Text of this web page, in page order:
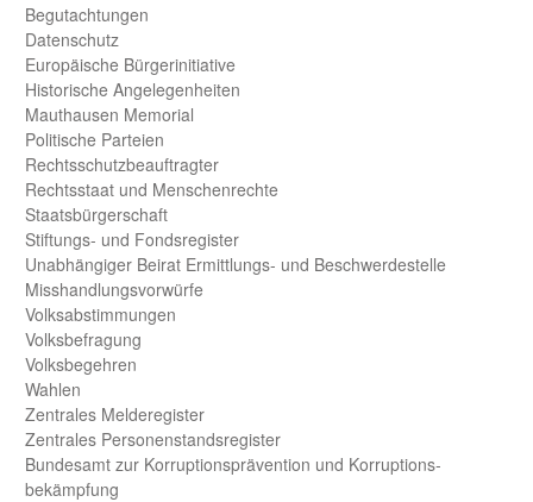
Begut­achtungen
Daten­schutz
Europäische Bürger­initiative
Historische Angelegen­heiten
Mauthausen Memorial
Politische Parteien
Rechts­schutz­beauftragter
Rechts­staat und Menschen­rechte
Staats­bürger­schaft
Stiftungs- und Fonds­register
Unab­hängiger Beirat Ermittlungs- und Beschwerde­stelle
Misshandlungs­vorwürfe
Volks­abstimmungen
Volks­befragung
Volks­begehren
Wahlen
Zentrales Melde­register
Zentrales Personen­stands­register
Bundes­amt zur Korrup­tions­prävention und Korrup­tions­
bekämpfung